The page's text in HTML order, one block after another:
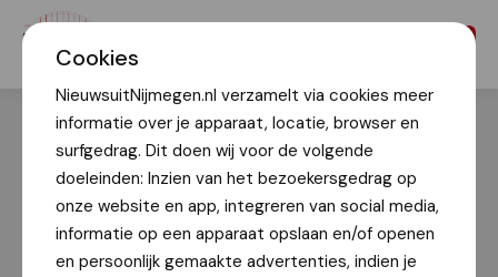
Cookies
NieuwsuitNijmegen.nl verzamelt via cookies meer
informatie over je apparaat, locatie, browser en
surfgedrag. Dit doen wij voor de volgende
doeleinden: Inzien van het bezoekersgedrag op
onze website en app, integreren van social media,
informatie op een apparaat opslaan en/of openen
en persoonlijk gemaakte advertenties, indien je